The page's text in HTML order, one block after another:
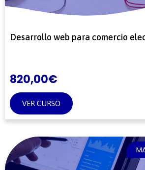
Desarrollo web para comercio
820,00€
VER CURSO